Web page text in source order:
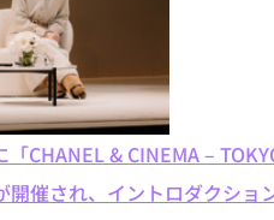
CHANEL & CINEMA –
催され、イントロダクショ